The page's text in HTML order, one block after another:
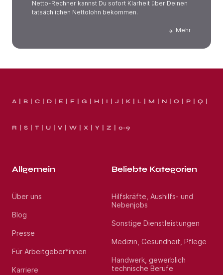
Netto-Rechner kannst Du sofort Klarheit über Deinen
tatsächlichen Nettolohn bekommen.
Mehr
A B C D E F G H I J K L M N O P Q
R S T U V W X Y Z 0-9
Allgemein
Über uns
Blog
Presse
Für Arbeitgeber*innen
Karriere
Beliebte Kategorien
Hilfskräfte, Aushilfs- und
Nebenjobs
Sonstige Dienstleistungen
Medizin, Gesundheit, Pflege
Handwerk, gewerblich
technische Berufe